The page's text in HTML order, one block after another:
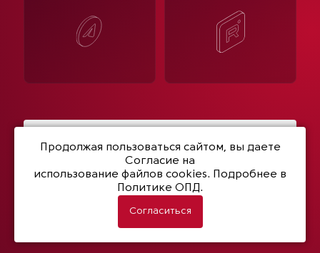
Политика конфиденциальности
Продолжая пользоваться сайтом, вы даете
Согласие на
использование файлов cookies. Подробнее в
Политике ОПД.
Согласиться